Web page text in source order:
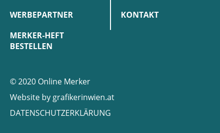
WERBEPARTNER
MERKER-HEFT
BESTELLEN
KONTAKT
© 2020 Online Merker
Website by grafikerinwien.at
DATENSCHUTZERKLÄRUNG